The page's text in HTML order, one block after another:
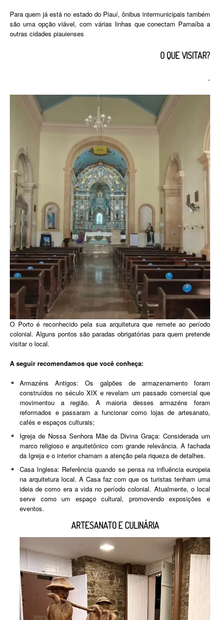
Para quem já está no estado do Piauí, ônibus intermunicipais também
são uma opção viável, com várias linhas que conectam Parnaíba a
outras cidades piauienses
O QUE VISITAR?
“
O Porto é reconhecido pela sua arquitetura que remete ao período
colonial. Alguns pontos são paradas obrigatórias para quem pretende
visitar o local.
A seguir recomendamos que você conheça:
Armazéns Antigos: Os galpões de armazenamento foram
construídos no século XIX e revelam um passado comercial que
movimentou a região. A maioria desses armazéns foram
reformados e passaram a funcionar como lojas de artesanato,
cafés e espaços culturais;
Igreja de Nossa Senhora Mãe da Divina Graça: Considerada um
marco religioso e arquitetônico com grande relevância. A fachada
da Igreja e o interior chamam a atenção pela riqueza de detalhes.
Casa Inglesa: Referência quando se pensa na influência europeia
na arquitetura local. A Casa faz com que os turistas tenham uma
ideia de como era a vida no período colonial. Atualmente, o local
serve como um espaço cultural, promovendo exposições e
eventos.
ARTESANATO E CULINÁRIA